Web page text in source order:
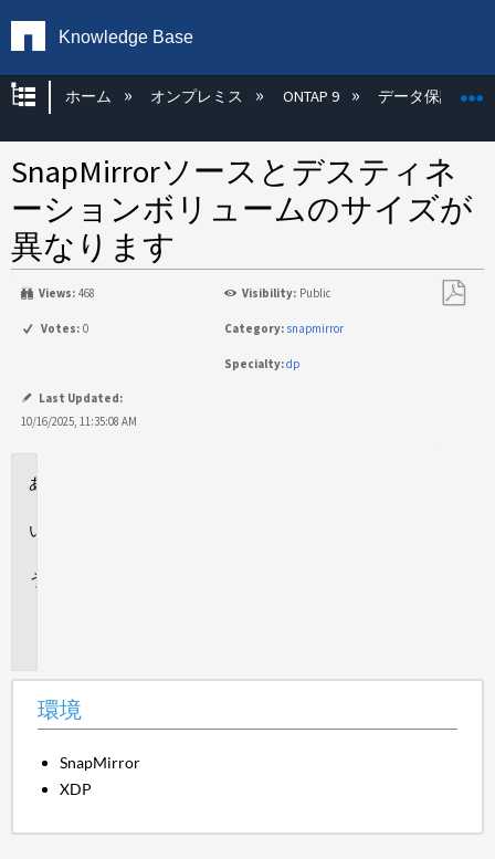
Knowledge Base
グローバル階層を展開/折りたたむ
ホーム オンプレミス ONTAP 9 データ保護
SnapMirrorソースとデスティネ
ーションボリュームのサイズが
異なります
Views: 468 Visibility: Public
Votes: 0 Category: snapmirror
Specialty:dp
Last Updated:
10/16/2025, 11:35:08 AM
環境
SnapMirror
XDP